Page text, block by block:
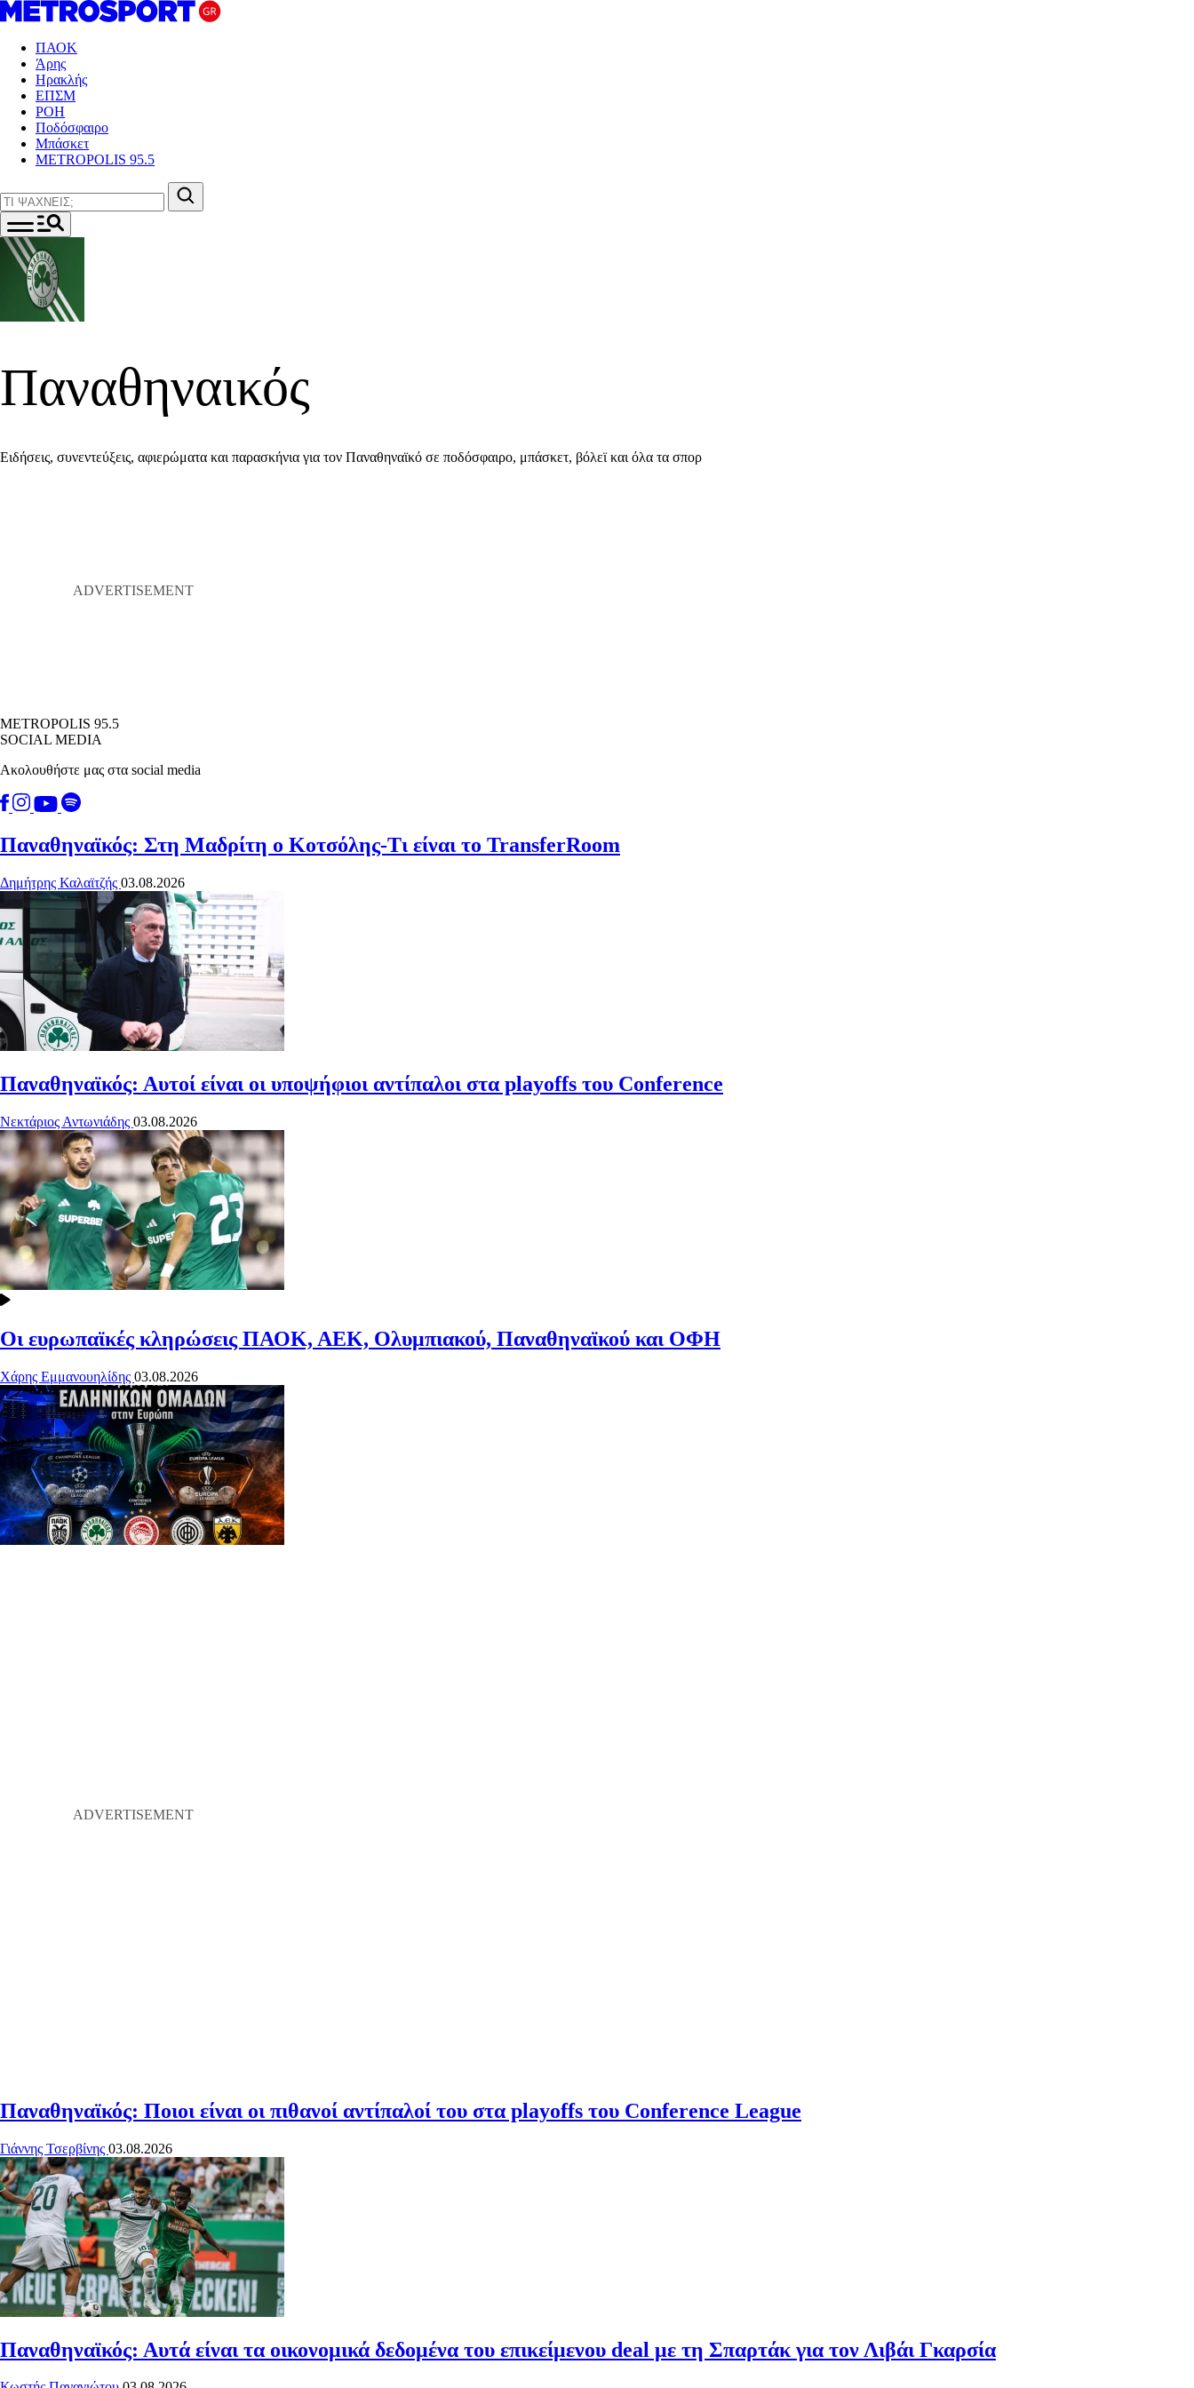
ΠΑΟΚ
Άρης
Ηρακλής
ΕΠΣΜ
ΡΟΗ
Ποδόσφαιρο
Μπάσκετ
METROPOLIS 95.5
Παναθηναικός
Ειδήσεις, συνεντεύξεις, αφιερώματα και παρασκήνια για τον Παναθηναϊκό σε ποδόσφαιρο, μπάσκετ, βόλεϊ και όλα τα σπορ
METROPOLIS 95.5
SOCIAL MEDIA
Ακολουθήστε μας στα social media
Παναθηναϊκός: Στη Μαδρίτη ο Κοτσόλης-Τι είναι το TransferRoom
Δημήτρης Καλαϊτζής 03.08.2026
Παναθηναϊκός: Αυτοί είναι οι υποψήφιοι αντίπαλοι στα playoffs του Conference
Νεκτάριος Αντωνιάδης 03.08.2026
Οι ευρωπαϊκές κληρώσεις ΠΑΟΚ, ΑΕΚ, Ολυμπιακού, Παναθηναϊκού και ΟΦΗ
Χάρης Εμμανουηλίδης 03.08.2026
Παναθηναϊκός: Ποιοι είναι οι πιθανοί αντίπαλοί του στα playoffs του Conference League
Γιάννης Τσερβίνης 03.08.2026
Παναθηναϊκός: Αυτά είναι τα οικονομικά δεδομένα του επικείμενου deal με τη Σπαρτάκ για τον Λιβάι Γκαρσία